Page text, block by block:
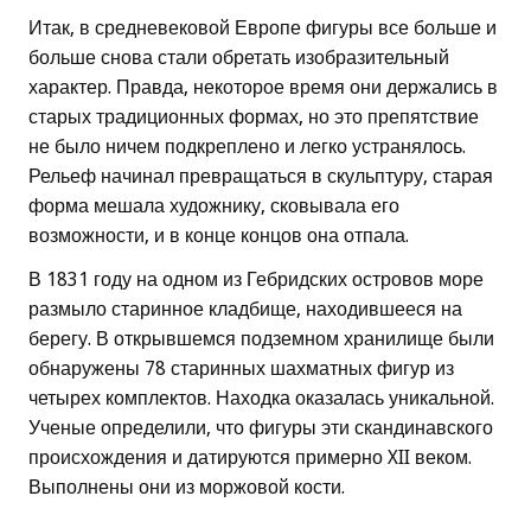
Итак, в средневековой Европе фигуры все больше и
больше снова стали обретать изобразительный
характер. Правда, некоторое время они держались в
старых традиционных формах, но это препятствие
не было ничем подкреплено и легко устранялось.
Рельеф начинал превращаться в скульптуру, старая
форма мешала художнику, сковывала его
возможности, и в конце концов она отпала.
В 1831 году на одном из Гебридских островов море
размыло старинное кладбище, находившееся на
берегу. В открывшемся подземном хранилище были
обнаружены 78 старинных шахматных фигур из
четырех комплектов. Находка оказалась уникальной.
Ученые определили, что фигуры эти скандинавского
происхождения и датируются примерно XII веком.
Выполнены они из моржовой кости.